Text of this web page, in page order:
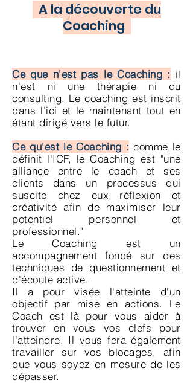
A la découverte du
Coaching
Ce que n'est pas le Coaching : il
n'est ni une thérapie ni du
consulting. Le coaching est inscrit
dans l'ici et le maintenant tout en
étant dirigé vers le futur.
Ce qu'est le Coaching : comme le
définit l'ICF, le Coaching est "une
alliance entre le coach et ses
clients dans un processus qui
suscite chez eux réflexion et
créativité afin de maximiser leur
potentiel personnel et
professionnel."
Le Coaching est un
accompagnement fondé sur des
techniques de questionnement et
d'écoute active.
Il a pour visée l'atteinte d'un
objectif par mise en actions. Le
Coach est là pour vous aider à
trouver en vous vos clefs pour
l'atteindre. Il vous fera également
travailler sur vos blocages, afin
que vous soyez en mesure de les
dépasser.